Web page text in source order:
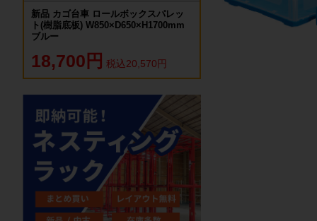
新品 カゴ台車 ロールボックスパレッ
ト(樹脂底板) W850×D650×H1700mm
ブルー
18,700円 税込20,570円